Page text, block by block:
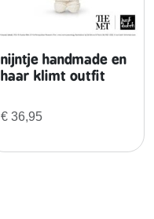
nijntje handmade en
haar klimt outfit
€ 36,95